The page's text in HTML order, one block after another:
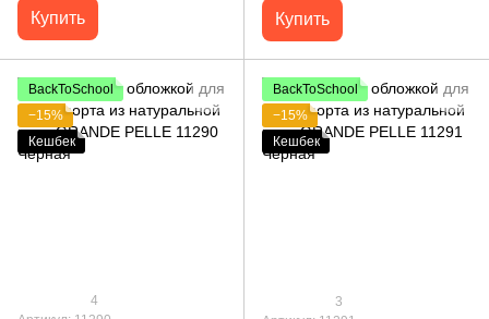
Купить Купить
BackToSchool
−15%
Кешбек
4
BackToSchool
−15%
Кешбек
3